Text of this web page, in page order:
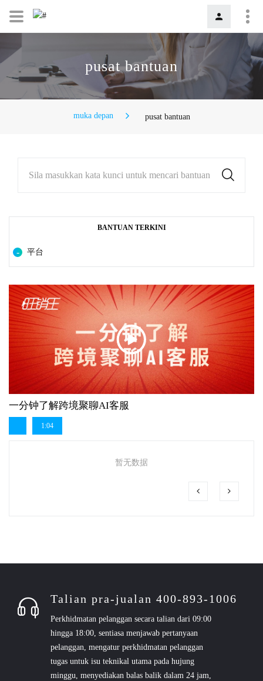
pusat bantuan
muka depan pusat bantuan
Sila masukkan kata kunci untuk mencari bantuan
BANTUAN TERKINI
平台
一分钟了解跨境聚聊AI客服
1:04
暂无数据
Talian pra-jualan 400-893-1006
Perkhidmatan pelanggan secara talian dari 09:00
hingga 18:00, sentiasa menjawab pertanyaan
pelanggan, mengatur perkhidmatan pelanggan
tugas untuk isu teknikal utama pada hujung
minggu, menyediakan balas balik dalam 24 jam,